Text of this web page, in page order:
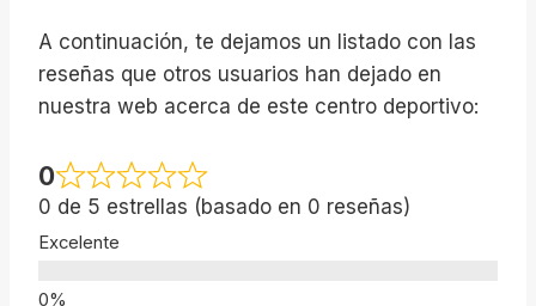
A continuación, te dejamos un listado con las
reseñas que otros usuarios han dejado en
nuestra web acerca de este centro deportivo:
0
0 de 5 estrellas (basado en 0 reseñas)
Excelente